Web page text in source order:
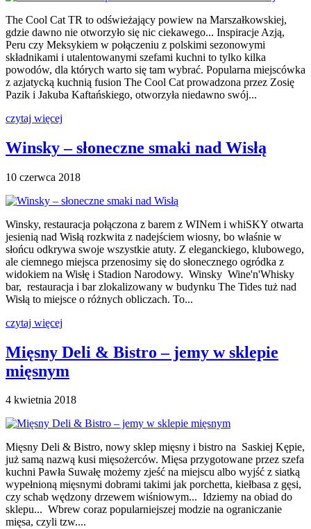
The Cool Cat TR to odświeżający powiew na Marszałkowskiej,
gdzie dawno nie otworzyło się nic ciekawego... Inspiracje Azją,
Peru czy Meksykiem w połączeniu z polskimi sezonowymi
składnikami i utalentowanymi szefami kuchni to tylko kilka
powodów, dla których warto się tam wybrać. Popularna miejscówka
z azjatycką kuchnią fusion The Cool Cat prowadzona przez Zosię
Pazik i Jakuba Kaftańskiego, otworzyła niedawno swój...
czytaj więcej
Winsky – słoneczne smaki nad Wisłą
10 czerwca 2018
Winsky, restauracja połączona z barem z WINem i whiSKY otwarta
jesienią nad Wisłą rozkwita z nadejściem wiosny, bo właśnie w
słońcu odkrywa swoje wszystkie atuty. Z eleganckiego, klubowego,
ale ciemnego miejsca przenosimy się do słonecznego ogródka z
widokiem na Wisłę i Stadion Narodowy. Winsky Wine'n'Whisky
bar, restauracja i bar zlokalizowany w budynku The Tides tuż nad
Wisłą to miejsce o różnych obliczach. To...
czytaj więcej
Mięsny Deli & Bistro – jemy w sklepie
mięsnym
4 kwietnia 2018
Mięsny Deli & Bistro, nowy sklep mięsny i bistro na Saskiej Kępie,
już samą nazwą kusi mięsożerców. Mięsa przygotowane przez szefa
kuchni Pawła Suwałę możemy zjeść na miejscu albo wyjść z siatką
wypełnioną mięsnymi dobrami takimi jak porchetta, kiełbasa z gęsi,
czy schab wędzony drzewem wiśniowym... Idziemy na obiad do
sklepu... Wbrew coraz popularniejszej modzie na ograniczanie
mięsa, czyli tzw....